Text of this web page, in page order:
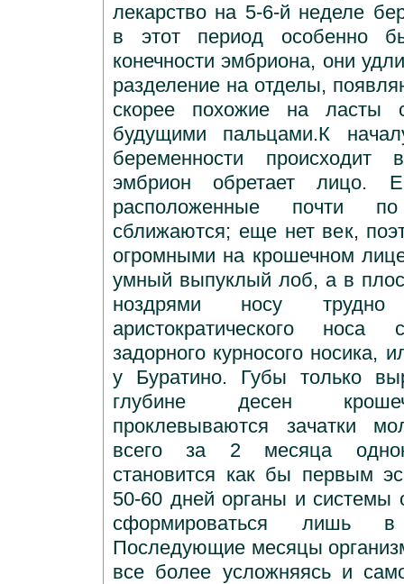
лекарство на 5-6-й неделе
в этот период особенно
конечности эмбриона, они
разделение на отделы,
скорее похожие на
будущими пальцами.К
беременности
эмбрион обретает лицо.
расположенные почти
сближаются; еще нет век,
огромными на крошечном
умный выпуклый лоб, а в
ноздрями носу
аристократического
задорного курносого носика,
у Буратино. Губы только
глубине десен
проклевываются зачатки
всего за 2 месяца
становится как бы первым
50-60 дней органы и системы
сформироваться лишь
Последующие месяцы
все более усложняясь и